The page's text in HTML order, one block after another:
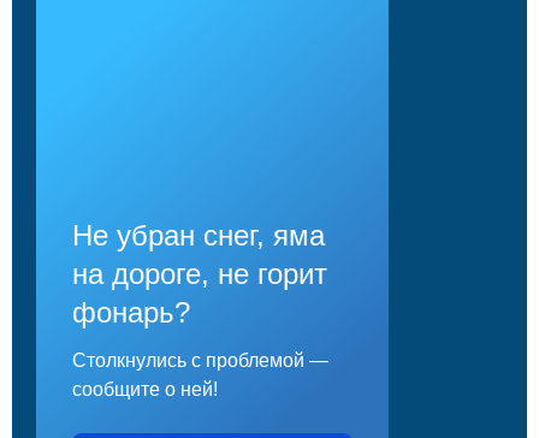
Не убран снег, яма
на дороге, не горит
фонарь?
Столкнулись с проблемой —
сообщите о ней!